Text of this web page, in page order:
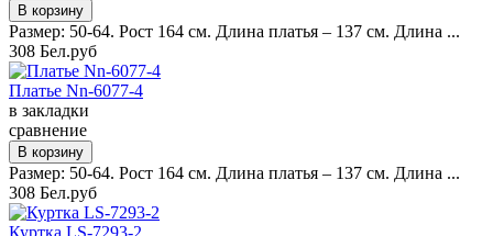
Размер: 50-64. Рост 164 см. Длина платья – 137 см. Длина ...
308 Бел.руб
Платье Nn-6077-4
в закладки
сравнение
Размер: 50-64. Рост 164 см. Длина платья – 137 см. Длина ...
308 Бел.руб